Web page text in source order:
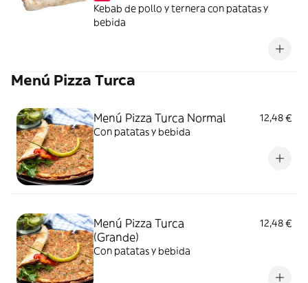
Kebab de pollo y ternera con patatas y
bebida
Menú Pizza Turca
Menú Pizza Turca Normal
12,48 €
Con patatas y bebida
Menú Pizza Turca
(Grande)
12,48 €
Con patatas y bebida